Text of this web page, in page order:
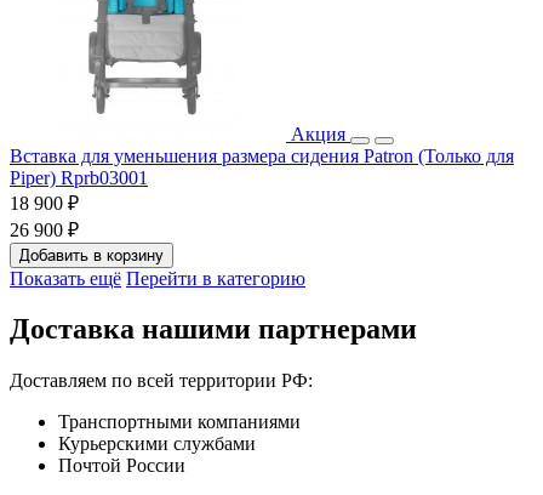
Акция
Вставка для уменьшения размера сидения Patron (Только для
Piper) Rprb03001
18 900 ₽
26 900 ₽
Добавить в корзину
Показать ещё Перейти в категорию
Доставка нашими партнерами
Доставляем по всей территории РФ:
Транспортными компаниями
Курьерскими службами
Почтой России